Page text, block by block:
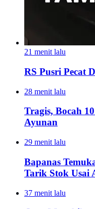
21 menit lalu
RS Pusri Pecat
28 menit lalu
Tragis, Bocah
Ayunan
29 menit lalu
Bapanas
Tarik Stok Usai
37 menit lalu